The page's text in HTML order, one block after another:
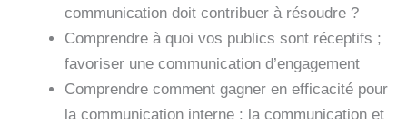
communication doit contribuer à résoudre ?
Comprendre à quoi vos publics sont réceptifs ;
favoriser une communication d’engagement
Comprendre comment gagner en efficacité pour
la communication interne : la communication et